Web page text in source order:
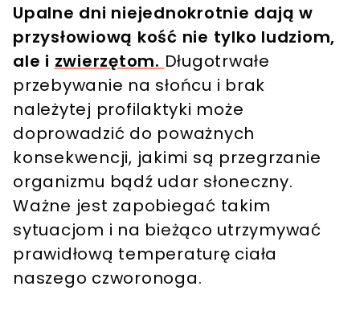
Upalne dni niejednokrotnie dają w
przysłowiową kość nie tylko ludziom,
ale i zwierzętom. Długotrwałe
przebywanie na słońcu i brak
należytej profilaktyki może
doprowadzić do poważnych
konsekwencji, jakimi są przegrzanie
organizmu bądź udar słoneczny.
Ważne jest zapobiegać takim
sytuacjom i na bieżąco utrzymywać
prawidłową temperaturę ciała
naszego czworonoga.